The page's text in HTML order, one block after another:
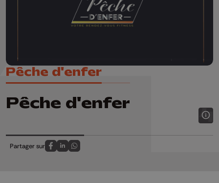
Pêche d'enfer
Pêche d'enfer
Partager sur
Partagez sur FaceBook
Partagez sur LinkedIn
Partagez sur Whatsapp